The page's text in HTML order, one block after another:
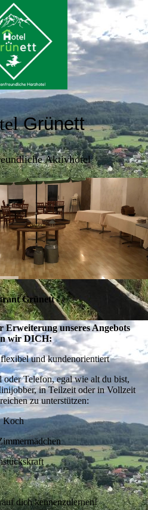
Grünett
Aktivhotel
Grünett
unseres Angebots
wir DICH:
und kundenorientiert
Telefon, egal wie alt du bist,
in Teilzeit oder in Vollzeit
zu unterstützen:
Koch
dich kennenzulernen!